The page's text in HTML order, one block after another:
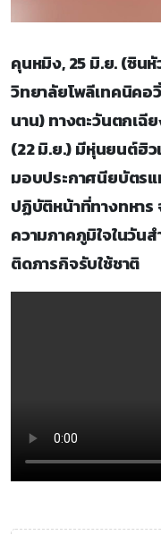
คุนหมิง, 25 มิ.ย. (ซิน
วิทยาลัยโพลีเทคนิค
นาน) ทางตะวันตกเฉี
(22 มิ.ย.) มีหุ่นยนต์ฮิ
มอบประกาศนียบัตร
ปฏิบัติหน้าที่ทางทหาร
ความภาคภูมิใจในวัน
ติดภารกิจรับใช้ชาติ